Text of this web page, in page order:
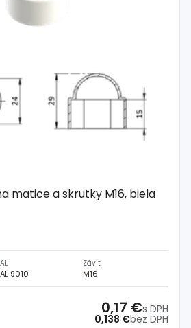
matice a skrutky M16, biela
9010
Závit
M16
0,138 €bez DPH
0,17 €s DPH